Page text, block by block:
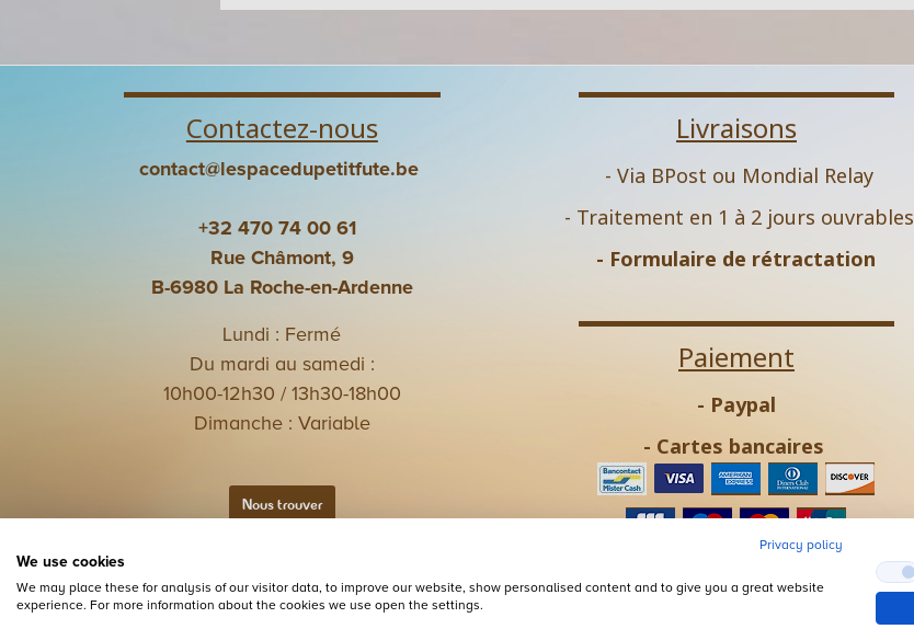
Contactez-nous
contact@lespacedupetitfute.be
+32 470 74 00 61
Rue Châmont, 9
B-6980 La Roche-en-Ardenne
Lundi : Fermé
Du mardi au samedi :
10h00-12h30 / 13h30-18h00
Dimanche : Variable
Nous trouver
Livraisons
- Via BPost ou Mondial Relay
- Traitement en 1 à 2 jours ouvrables
- Formulaire de rétractation
Paiement
- Paypal
- Cartes bancaires
Privacy policy
We use cookies
We may place these for analysis of our visitor data, to improve our website, show personalised content and to give you a great website
experience. For more information about the cookies we use open the settings.